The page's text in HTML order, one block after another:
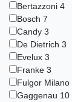
Bertazzoni 4
Bosch 7
Candy 3
De Dietrich 3
Evelux 3
Franke 3
Fulgor Milano
Gaggenau 10